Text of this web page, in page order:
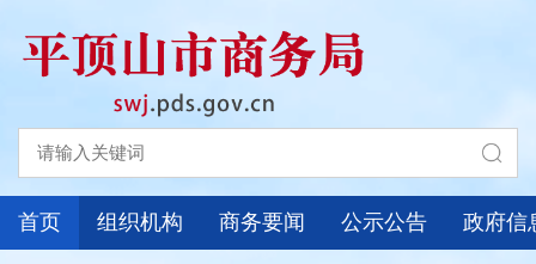
首页 组织机构 商务要闻 公示公告 政府信